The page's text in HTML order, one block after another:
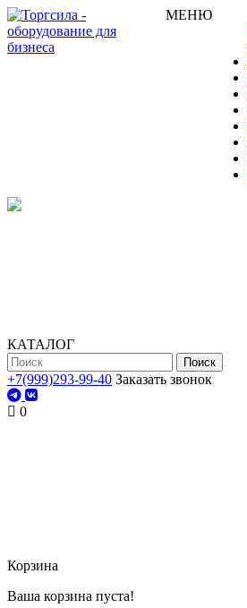
МЕНЮ
КАТАЛОГ
Поиск
+7(999)293-99-40 Заказать звонок
0
Корзина
Ваша корзина пуста!